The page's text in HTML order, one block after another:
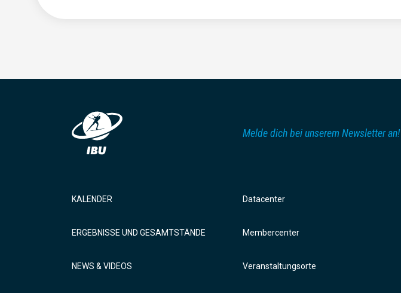
Melde dich bei unserem Newsletter an!
KALENDER
ERGEBNISSE UND GESAMTSTÄNDE
NEWS & VIDEOS
Datacenter
Membercenter
Veranstaltungsorte